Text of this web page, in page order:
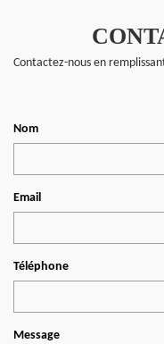
Contactez-nous en
Nom
Email
Téléphone
Message